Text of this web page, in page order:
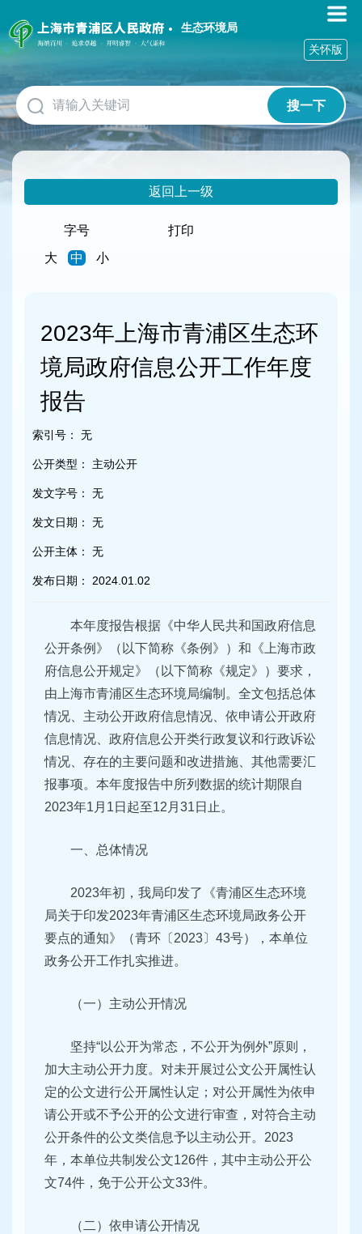
障
碍
作
说
明
跳
到
网
生态环境局
搜一下
关怀版
返回上一级
字号
大
中 小
打印
2023年上海市青浦区生态环
境局政府信息公开工作年度
报告
索引号： 无
公开类型： 主动公开
发文字号： 无
发文日期： 无
公开主体： 无
发布日期： 2024.01.02
本年度报告根据《中华人民共和国政府信息
公开条例》（以下简称《条例》）和《上海市政
府信息公开规定》（以下简称《规定》）要求，
由上海市青浦区生态环境局编制。全文包括总体
情况、主动公开政府信息情况、依申请公开政府
信息情况、政府信息公开类行政复议和行政诉讼
情况、存在的主要问题和改进措施、其他需要汇
报事项。本年度报告中所列数据的统计期限自
2023年1月1日起至12月31日止。
一、总体情况
2023年初，我局印发了《青浦区生态环境
局关于印发2023年青浦区生态环境局政务公开
要点的通知》（青环〔2023〕43号），本单位
政务公开工作扎实推进。
（一）主动公开情况
坚持“以公开为常态，不公开为例外”原则，
加大主动公开力度。对未开展过公文公开属性认
定的公文进行公开属性认定；对公开属性为依申
请公开或不予公开的公文进行审查，对符合主动
公开条件的公文类信息予以主动公开。2023
年，本单位共制发公文126件，其中主动公开公
文74件，免于公开公文33件。
（二）依申请公开情况